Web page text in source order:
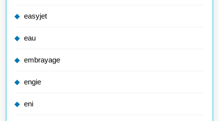
easyjet
eau
embrayage
engie
eni